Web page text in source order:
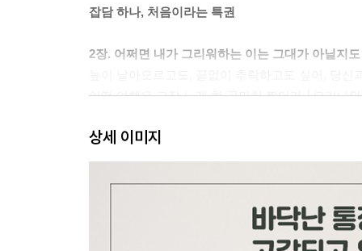
잡담 하나, 처음이라는 특권
2장. 어쩌면 내가 그리워하는 이는 그대가 아닐지도
어떤 여행은 고작 노래 한 곡만치 짧더라 │오키나
무엇이 그리도 그리워서 여행하고 있나요 │바르셀
나는 결국 또 도망쳐 버렸다 │제주, 대한민국
아무래도 내 시계가 고장 난 것 같아 │모스크바, 러
상세 이미지